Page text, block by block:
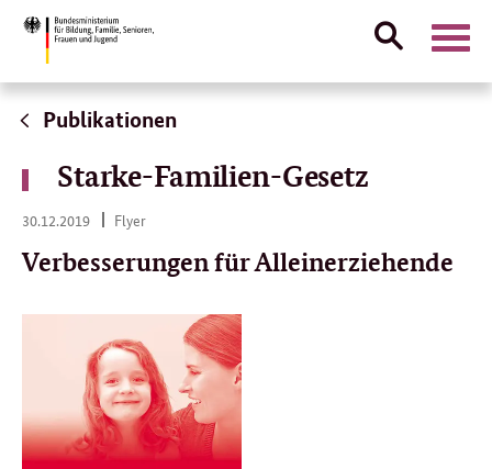
Direktlink:
Suche
Publikationen
Starke-Familien-Gesetz
30.12.2019 30.
2019
Flyer
Verbesserungen für Alleinerziehende